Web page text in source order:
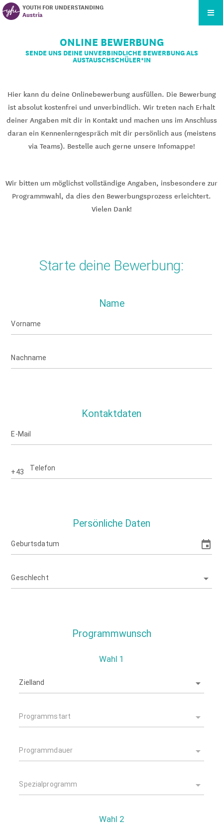
YOUTH FOR UNDERSTANDING
Austria
ONLINE BEWERBUNG
SENDE UNS DEINE UNVERBINDLICHE BEWERBUNG ALS
AUSTAUSCHSCHÜLER*IN
Hier kann du deine Onlinebewerbung ausfüllen. Die Bewerbung
ist absolut kostenfrei und unverbindlich. Wir treten nach Erhalt
deiner Angaben mit dir in Kontakt und machen uns im Anschluss
daran ein Kennenlerngespräch mit dir persönlich aus (meistens
via Teams). Bestelle auch gerne unsere Infomappe!
Wir bitten um möglichst vollständige Angaben, insbesondere zur
Programmwahl, da dies den Bewerbungsprozess erleichtert.
Vielen Dank!